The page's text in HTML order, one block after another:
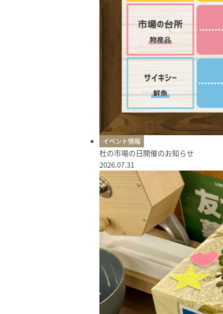
イベント情報
杜の市場の日開催のお知らせ
2026.07.31